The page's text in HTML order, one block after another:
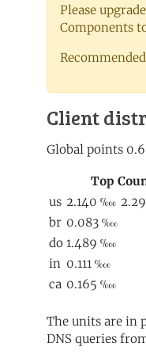
Please
Components
Client
The units are in
DNS queries